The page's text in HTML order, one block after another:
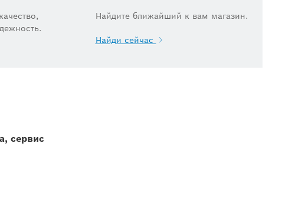
Найдите ближайший к вам магазин.
Найди сейчас
сервис